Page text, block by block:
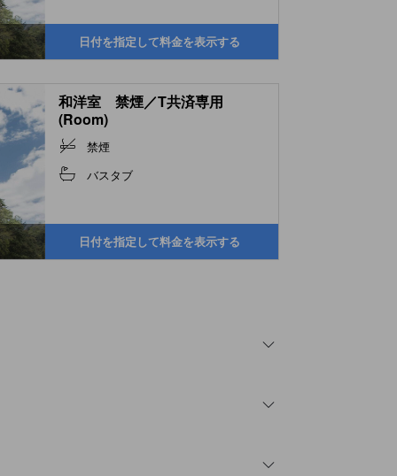
日付を指定して料金を表示する
和洋室 禁煙／T共済専用
(Room)
禁煙
バスタブ
日付を指定して料金を表示する